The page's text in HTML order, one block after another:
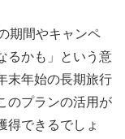
期間やキャンペ
るかも」という意
末年始の長期旅行
のプランの活用が
得できるでしょ